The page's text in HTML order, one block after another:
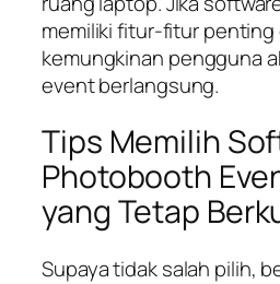
memiliki fitur-fitur penting
kemungkinan pengguna
event berlangsung.
Tips Memilih
Photobooth
yang Tetap
Supaya tidak salah pilih,